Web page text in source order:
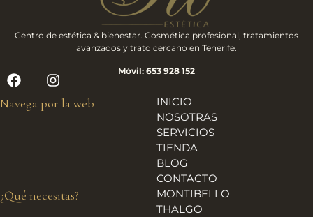
Centro de estética & bienestar. Cosmética profesional, tratamientos
avanzados y trato cercano en Tenerife.
Móvil: 653 928 152
Navega por la web
INICIO
NOSOTRAS
SERVICIOS
TIENDA
BLOG
CONTACTO
¿Qué necesitas?
MONTIBELLO
THALGO